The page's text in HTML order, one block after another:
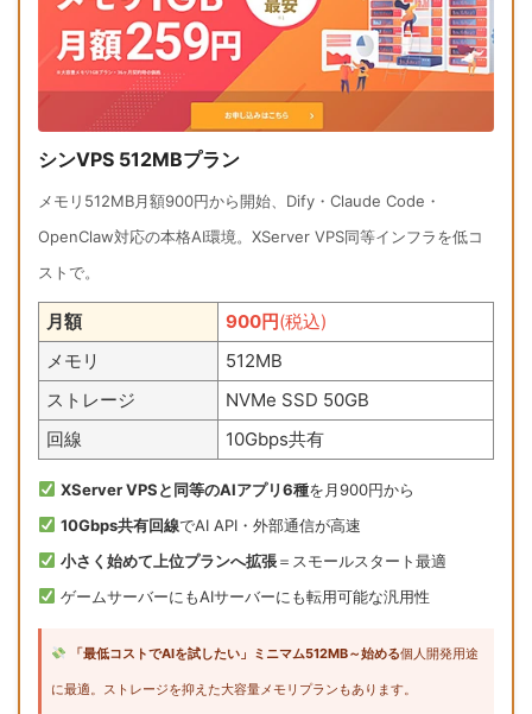
シンVPS 512MBプラン
メモリ512MB月額900円から開始、Dify・Claude Code・
OpenClaw対応の本格AI環境。XServer VPS同等インフラを低コ
ストで。
月額 900円(税込)
メモリ
512MB
ストレージ
NVMe SSD 50GB
回線
10Gbps共有
XServer VPSと同等のAIアプリ6種を月900円から
10Gbps共有回線でAI API・外部通信が高速
小さく始めて上位プランへ拡張＝スモールスタート最適
ゲームサーバーにもAIサーバーにも転用可能な汎用性
「最低コストでAIを試したい」ミニマム512MB～始める個人開発用途
に最適。ストレージを抑えた大容量メモリプランもあります。